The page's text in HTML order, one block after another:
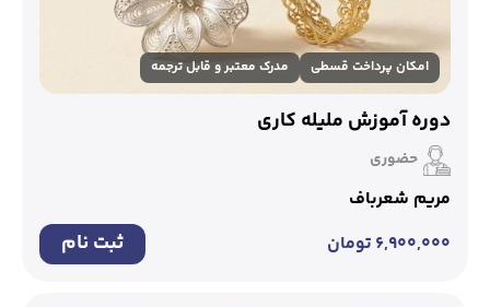
امکان پرداخت قسطی مدرک معتبر و قابل ترجمه
دوره آموزش ملیله کاری
حضوری
مریم شعرباف
۶,۹۰۰,۰۰۰ تومان ثبت نام